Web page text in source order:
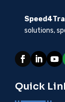
solutions,
Quick